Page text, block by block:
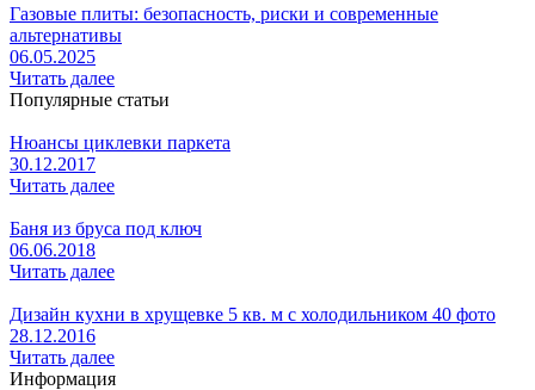
Газовые плиты: безопасность, риски и современные
альтернативы
06.05.2025
Читать далее
Популярные статьи
Нюансы циклевки паркета
30.12.2017
Читать далее
Баня из бруса под ключ
06.06.2018
Читать далее
Дизайн кухни в хрущевке 5 кв. м с холодильником 40 фото
28.12.2016
Читать далее
Информация